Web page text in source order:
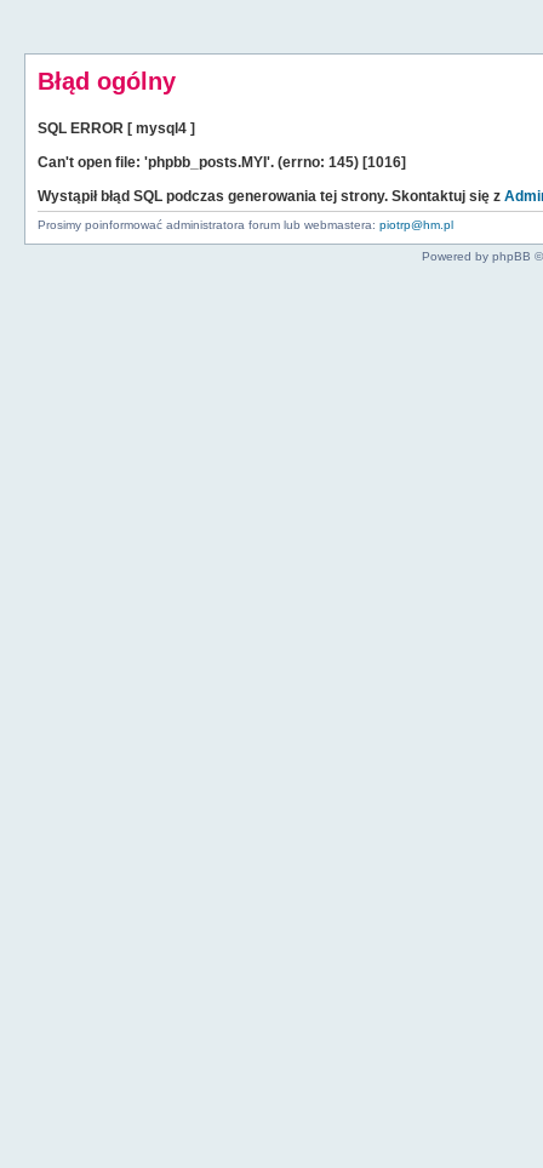
Błąd ogólny
SQL ERROR [ mysql4 ]
Can't open file: 'phpbb_posts.MYI'. (errno: 145) [1016]
Wystąpił błąd SQL podczas generowania tej strony. Skontaktuj się z
Prosimy poinformować administratora forum lub webmastera: piotrp@hm.pl
Powered by phpBB